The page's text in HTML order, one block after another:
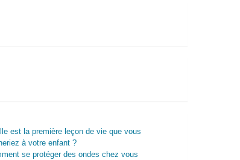
est la première leçon de vie que vous
à votre enfant ?
se protéger des ondes chez vous